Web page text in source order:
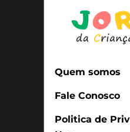
Quem somos
Fale Conosco
Politica de